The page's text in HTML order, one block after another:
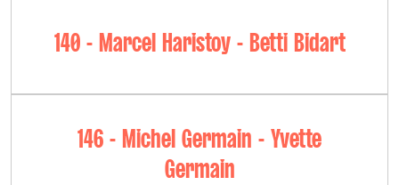
140 - Marcel Haristoy - Betti Bidart
146 - Michel Germain - Yvette
Germain